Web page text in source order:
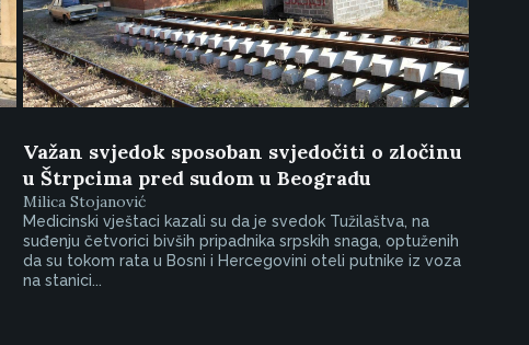
Važan svjedok sposoban svjedočiti o zločinu
u Štrpcima pred sudom u Beogradu
Milica Stojanović
Medicinski vještaci kazali su da je svedok Tužilaštva, na
suđenju četvorici bivših pripadnika srpskih snaga, optuženih
da su tokom rata u Bosni i Hercegovini oteli putnike iz voza
na stanici...